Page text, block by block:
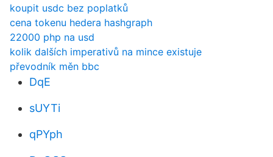
koupit usdc bez poplatků
cena tokenu hedera hashgraph
22000 php na usd
kolik dalších imperativů na mince existuje
převodník měn bbc
DqE
sUYTi
qPYph